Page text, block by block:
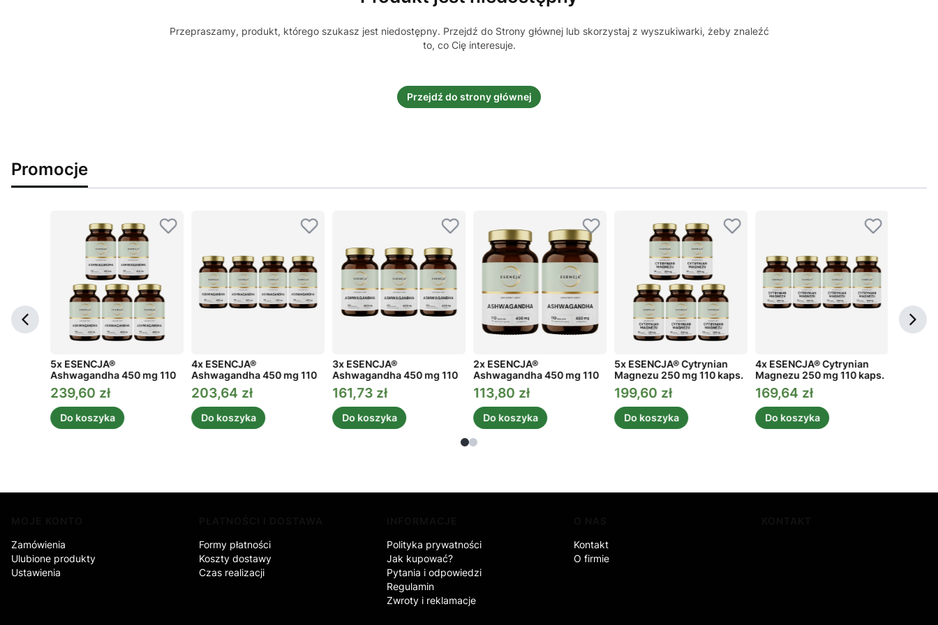
Przepraszamy, produkt, którego szukasz jest niedostępny. Przejdź do Strony głównej lub skorzystaj z wyszukiwarki, żeby znaleźć
to, co Cię interesuje.
Przejdź do strony głównej
Promocje
5x ESENCJA®
Ashwagandha 450 mg 110
kaps.
Cena promocyjna
239,60 zł
Do koszyka
4x ESENCJA®
Ashwagandha 450 mg 110
kaps.
Cena promocyjna
203,64 zł
Do koszyka
3x ESENCJA®
Ashwagandha 450 mg 110
kaps.
Cena promocyjna
161,73 zł
Do koszyka
2x ESENCJA®
Ashwagandha 450 mg 110
kaps.
Cena promocyjna
113,80 zł
Do koszyka
5x ESENCJA® Cytrynian
Magnezu 250 mg 110 kaps.
Cena promocyjna
199,60 zł
Do koszyka
4x ESENCJA® Cytrynian
Magnezu 250 mg 110 kaps.
Cena promocyjna
169,64 zł
Do koszyka
Zamówienia
Ulubione produkty
Ustawienia
Formy płatności
Koszty dostawy
Czas realizacji
Polityka prywatności
Jak kupować?
Pytania i odpowiedzi
Regulamin
Zwroty i reklamacje
Kontakt
O firmie